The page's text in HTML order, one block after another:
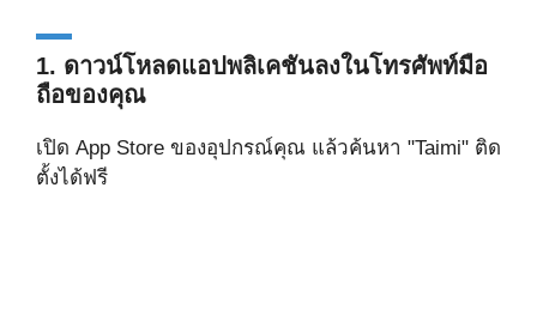
1. ดาวน์โหลดแอปพลิเคชันลงในโทรศัพท์มือ
ถือของคุณ
เปิด App Store ของอุปกรณ์คุณ แล้วค้นหา "Taimi" ติด
ตั้งได้ฟรี